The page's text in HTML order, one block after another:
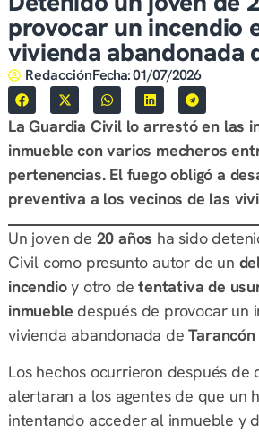
provocar un incendio
vivienda abandonada
RedacciónFecha:01/07/2026
La Guardia Civil lo arrestó en las
inmueble con varios mecheros
pertenencias. El fuego obligó a
preventiva a los vecinos de las
Un joven de 20 años ha sido
Civil como presunto autor de un
incendioy otro detentativa de
inmueble después de provocar un
vivienda abandonada de
Los hechos ocurrieron después de
alertaran a los agentes de que un
intentando acceder al inmueble y